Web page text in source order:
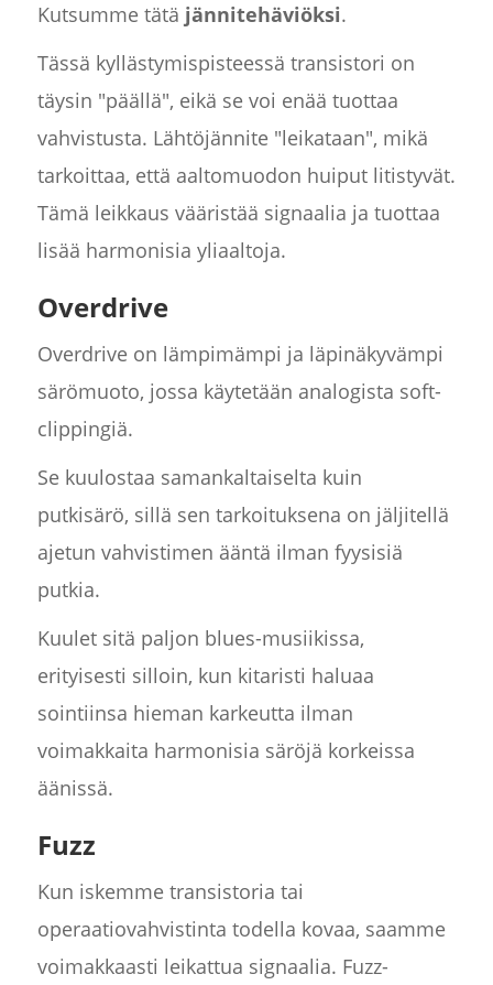
Kutsumme tätä jännitehäviöksi.
Tässä kyllästymispisteessä transistori on
täysin "päällä", eikä se voi enää tuottaa
vahvistusta. Lähtöjännite "leikataan", mikä
tarkoittaa, että aaltomuodon huiput litistyvät.
Tämä leikkaus vääristää signaalia ja tuottaa
lisää harmonisia yliaaltoja.
Overdrive
Overdrive on lämpimämpi ja läpinäkyvämpi
särömuoto, jossa käytetään analogista soft-
clippingiä.
Se kuulostaa samankaltaiselta kuin
putkisärö, sillä sen tarkoituksena on jäljitellä
ajetun vahvistimen ääntä ilman fyysisiä
putkia.
Kuulet sitä paljon blues-musiikissa,
erityisesti silloin, kun kitaristi haluaa
sointiinsa hieman karkeutta ilman
voimakkaita harmonisia säröjä korkeissa
äänissä.
Fuzz
Kun iskemme transistoria tai
operaatiovahvistinta todella kovaa, saamme
voimakkaasti leikattua signaalia. Fuzz-